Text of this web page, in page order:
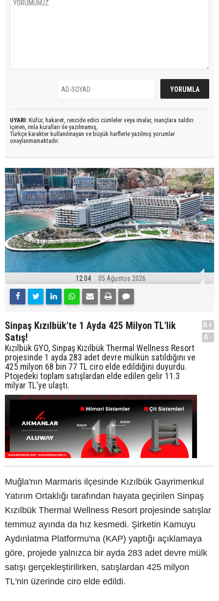
UYARI: Küfür, hakaret, rencide edici cümleler veya imalar, inançlara saldırı
içeren, imla kuralları ile yazılmamış,
Türkçe karakter kullanılmayan ve büyük harflerle yazılmış yorumlar
onaylanmamaktadır.
12:04 05 Ağustos 2026
Sinpaş Kızılbük'te 1 Ayda 425 Milyon TL'lik
Satış!
Kızılbük GYO, Sinpaş Kızılbük Thermal Wellness Resort
projesinde 1 ayda 283 adet devre mülkün satıldığını ve
425 milyon 68 bin 77 TL ciro elde edildiğini duyurdu.
Ptojedeki toplam satışlardan elde edilen gelir 11.3
milyar TL'ye ulaştı.
A+
A-
Muğla'nın Marmaris ilçesinde Kızılbük Gayrimenkul
Yatırım Ortaklığı tarafından hayata geçirilen Sinpaş
Kızılbük Thermal Wellness Resort projesinde satışlar
temmuz ayında da hız kesmedi. Şirketin Kamuyu
Aydınlatma Platformu'na (KAP) yaptığı açıklamaya
göre, projede yalnızca bir ayda 283 adet devre mülk
satışı gerçekleştirilirken, satışlardan 425 milyon
TL'nin üzerinde ciro elde edildi.